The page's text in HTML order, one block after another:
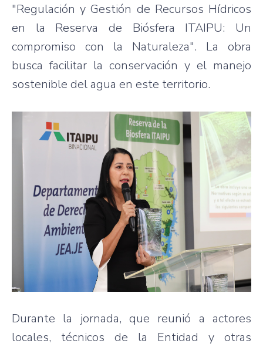
"Regulación y Gestión de Recursos Hídricos
en la Reserva de Biósfera ITAIPU: Un
compromiso con la Naturaleza". La obra
busca facilitar la conservación y el manejo
sostenible del agua en este territorio.
Durante la jornada, que reunió a actores
locales, técnicos de la Entidad y otras